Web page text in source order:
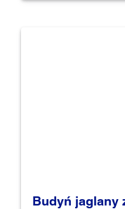
Budyń jaglany